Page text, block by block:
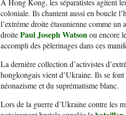
À Hong Kong, les séparatistes agitent
coloniale. Ils chantent aussi en boucle
l’extrême droite étasunienne comme un
droitePaul Joseph Watsonou encore
accompli des pèlerinages dans ces
La dernière collection d’activistes
hongkongais vient d’Ukraine. Ils se
néonazisme et du suprématisme blanc.
Lors de la guerre d’Ukraine contre les